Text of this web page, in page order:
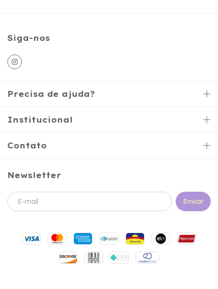
Siga-nos
Precisa de ajuda?
Institucional
Contato
Newsletter